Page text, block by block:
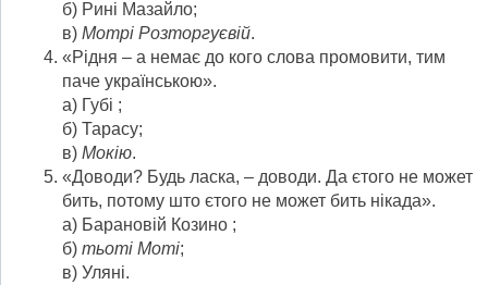
б) Рині Мазайло;
в) Мотрі Розторгуєвій.
«Рідня – а немає до кого слова промовити, тим
паче українською».
а) Губі ;
б) Тарасу;
в) Мокію.
«Доводи? Будь ласка, – доводи. Да єтого не может
бить, потому што єтого не может бить нікада».
а) Барановій Козино ;
б) тьоті Моті;
в) Уляні.